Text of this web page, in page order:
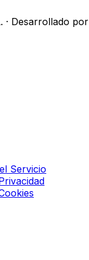
· Desarrollado por
Servicio